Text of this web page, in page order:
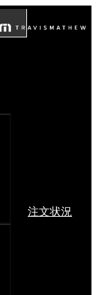
注文状況